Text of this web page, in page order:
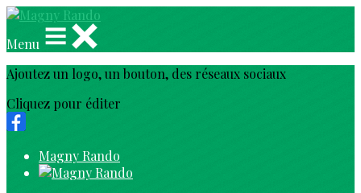
Menu
Ajoutez un logo, un bouton, des réseaux sociaux
Cliquez pour éditer
Magny Rando